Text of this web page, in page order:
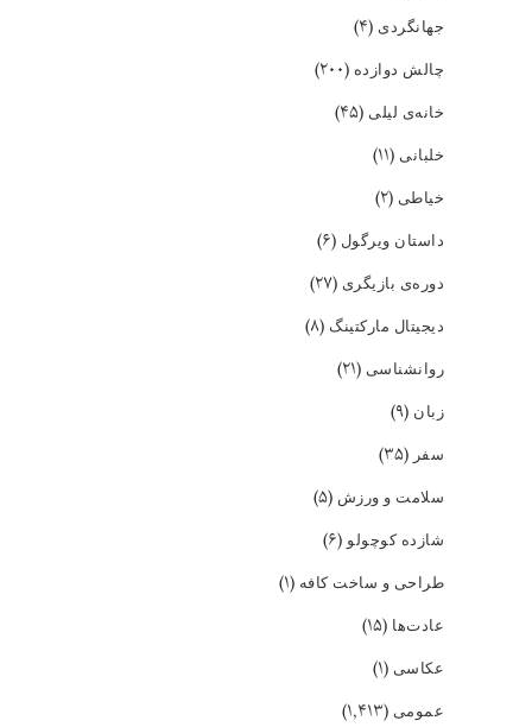
جهانگردی (۴)
چالش دوازده (۲۰۰)
خانه‌ی لیلی (۴۵)
خلبانی (۱۱)
خیاطی (۲)
داستان ویرگول (۶)
دوره‌ی بازیگری (۲۷)
دیجیتال مارکتینگ (۸)
روانشناسی (۲۱)
زبان (۹)
سفر (۳۵)
سلامت و ورزش (۵)
شازده کوچولو(۶)
طراحی و ساخت کافه (۱)
عادت‌ها (۱۵)
عکاسی (۱)
عمومی (۱,۴۱۳)